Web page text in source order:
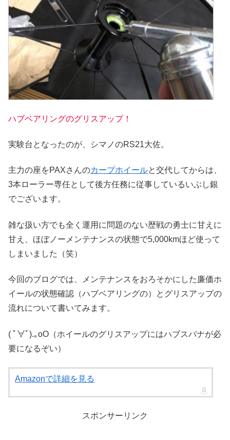
ハブベアリングのグリスアップ！
実験台となったのが、シマノのRS21大佐。
主力の座をPAXさんのカープホイールと交代してからは、
3本ローラー専任として後方任務に従事しているいぶし銀
でございます。
雑な扱い方でも全く運用に問題のない歴戦の勇士に甘えに
甘え、ほぼノーメンテナンスの状態で5,000kmほど使って
しまいました（笑）
今回のブログでは、メンテナンスをおろそかにした廉価ホ
イールの状態確認（ハブベアリングの）とグリスアップの
流れについて書いてみます。
( ﾟ∀ﾟ).｡oO（ホイールのグリスアップにはハブスパナが必
要になるぞい）
Amazonで詳細を見る
スポンサーリンク